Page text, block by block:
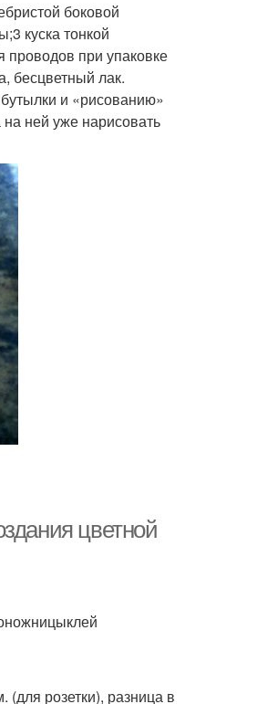
боковой
куска тонкой
проводов при упаковке
бесцветный лак.
и «рисованию»
ней уже нарисовать
цветной
розетки), разница в